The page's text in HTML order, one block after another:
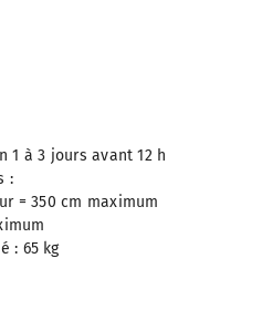
1 à 3 jours avant 12 h
:
= 350 cm maximum
: 65 kg